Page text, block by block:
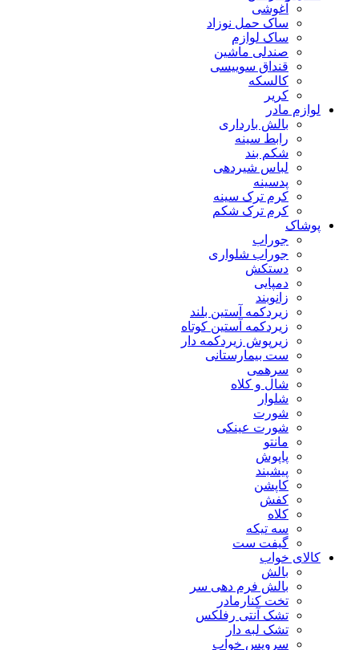
آغوشی
ساک حمل نوزاد
ساک لوازم
صندلی ماشین
قنداق سوییسی
کالسکه
کریر
لوازم مادر
بالش بارداری
رابط سینه
شکم بند
لباس شیردهی
پدسینه
کرم ترک سینه
کرم ترک شکم
پوشاک
جوراب
جوراب شلواری
دستکش
دمپایی
زانوبند
زیردکمه آستین بلند
زیردکمه آستین کوتاه
زیرپوش زیردکمه دار
ست بیمارستانی
سرهمی
شال و کلاه
شلوار
شورت
شورت عینکی
مانتو
پاپوش
پیشبند
کاپشن
کفش
کلاه
سه تیکه
گیفت ست
کالای خواب
بالش
بالش فرم دهی سر
تخت کنارمادر
تشک آنتی رفلکس
تشک لبه دار
سرویس خواب